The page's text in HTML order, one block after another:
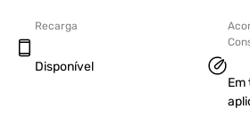
Recarga
Disponível
Em